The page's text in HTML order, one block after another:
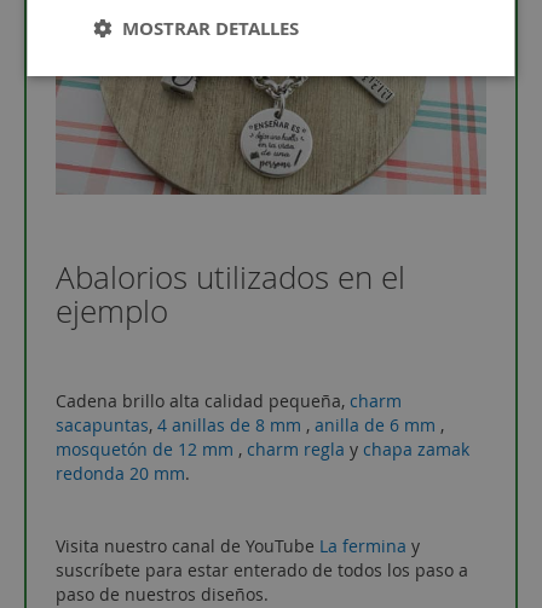
Abalorios utilizados en el
ejemplo
Cadena brillo alta calidad pequeña, charm
sacapuntas,4 anillas de 8 mm ,anilla de 6 mm ,
mosquetón de 12 mm , charm regla y chapa zamak
redonda 20 mm.
Visita nuestro canal de YouTube La fermina y
suscríbete para estar enterado de todos los paso a
paso de nuestros diseños.
MOSTRAR DETALLES